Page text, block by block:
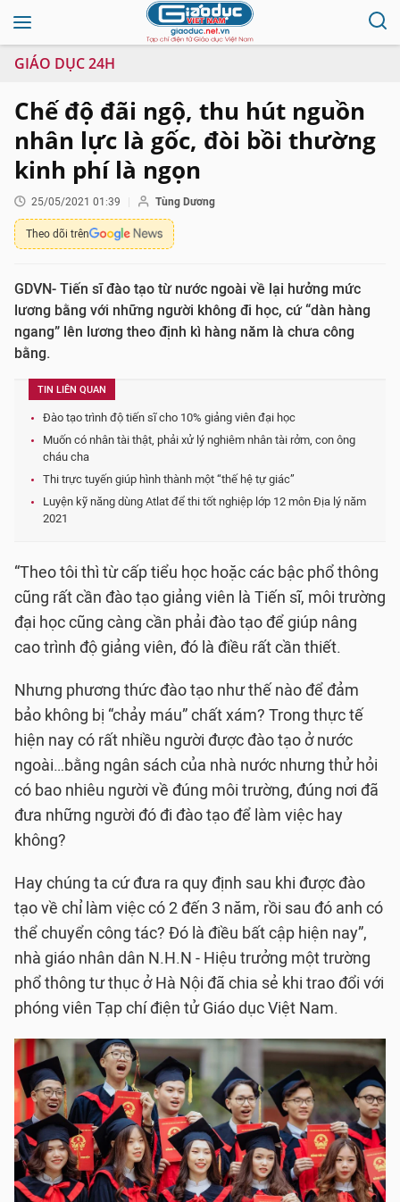
GIÁO DỤC 24H
Chế độ đãi ngộ, thu hút nguồn
nhân lực là gốc, đòi bồi thường
kinh phí là ngọn
25/05/2021 01:39 Tùng Dương
Theo dõi trên
GDVN- Tiến sĩ đào tạo từ nước ngoài về lại hưởng mức
lương bằng với những người không đi học, cứ “dàn hàng
ngang” lên lương theo định kì hàng năm là chưa công
bằng.
TIN LIÊN QUAN
Đào tạo trình độ tiến sĩ cho 10% giảng viên đại học
Muốn có nhân tài thật, phải xử lý nghiêm nhân tài rởm, con ông
cháu cha
Thi trực tuyến giúp hình thành một “thế hệ tự giác”
Luyện kỹ năng dùng Atlat để thi tốt nghiệp lớp 12 môn Địa lý năm
2021
“Theo tôi thì từ cấp tiểu học hoặc các bậc phổ thông
cũng rất cần đào tạo giảng viên là Tiến sĩ, môi trường
đại học cũng càng cần phải đào tạo để giúp nâng
cao trình độ giảng viên, đó là điều rất cần thiết.
Nhưng phương thức đào tạo như thế nào để đảm
bảo không bị “chảy máu” chất xám? Trong thực tế
hiện nay có rất nhiều người được đào tạo ở nước
ngoài…bằng ngân sách của nhà nước nhưng thử hỏi
có bao nhiêu người về đúng môi trường, đúng nơi đã
đưa những người đó đi đào tạo để làm việc hay
không?
Hay chúng ta cứ đưa ra quy định sau khi được đào
tạo về chỉ làm việc có 2 đến 3 năm, rồi sau đó anh có
thể chuyển công tác? Đó là điều bất cập hiện nay”,
nhà giáo nhân dân N.H.N - Hiệu trưởng một trường
phổ thông tư thục ở Hà Nội đã chia sẻ khi trao đổi với
phóng viên Tạp chí điện tử Giáo dục Việt Nam.